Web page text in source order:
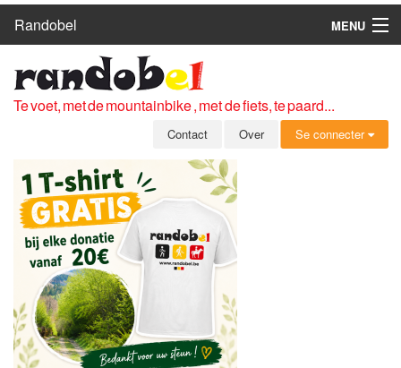
Randobel
MENU
ROUTES
CLUBS
OVER
LEDEN
ZICH AANMELDEN
GRATIS REGISTRATIE
WACHTWOORD VERGETEN
Te voet, met de mountainbike , met de fiets, te paard...
Contact Over Se connecter